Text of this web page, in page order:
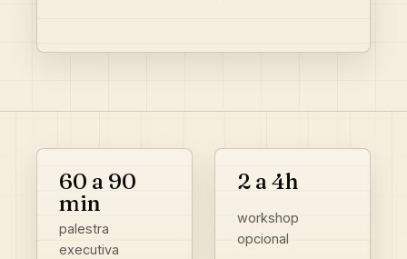
60 a 90
min
palestra
executiva
2 a 4h
workshop
opcional